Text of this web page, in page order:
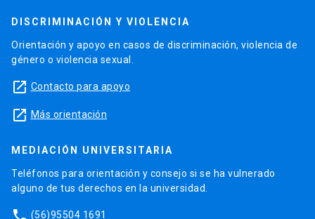
DISCRIMINACIÓN Y VIOLENCIA
Orientación y apoyo en casos de discriminación, violencia de
género o violencia sexual.
launch Contacto para apoyo
launch Más orientación
MEDIACIÓN UNIVERSITARIA
Teléfonos para orientación y consejo si se ha vulnerado
alguno de tus derechos en la universidad.
(56)95504 1691